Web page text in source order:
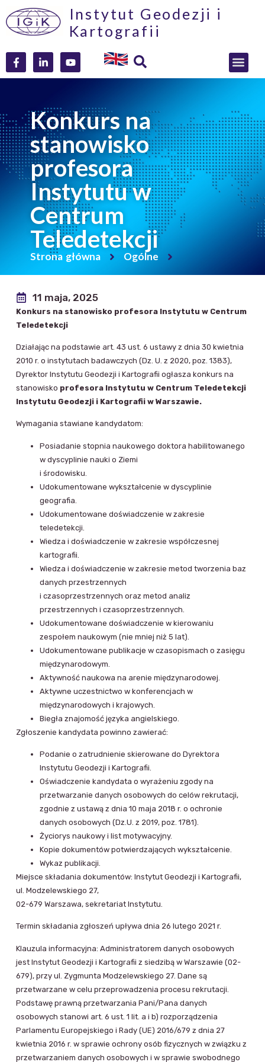
Instytut Geodezji i
Kartografii
Konkurs na
stanowisko
profesora
Instytutu w
Centrum
Teledetekcji
Strona główna Ogólne
11 maja, 2025
Konkurs na stanowisko profesora Instytutu w Centrum
Teledetekcji
Działając na podstawie art. 43 ust. 6 ustawy z dnia 30 kwietnia
2010 r. o instytutach badawczych (Dz. U. z 2020, poz. 1383),
Dyrektor Instytutu Geodezji i Kartografii ogłasza konkurs na
stanowisko profesora Instytutu w Centrum Teledetekcji
Instytutu Geodezji i Kartografii w Warszawie.
Wymagania stawiane kandydatom:
Posiadanie stopnia naukowego doktora habilitowanego
w dyscyplinie nauki o Ziemi
i środowisku.
Udokumentowane wykształcenie w dyscyplinie
geografia.
Udokumentowane doświadczenie w zakresie
teledetekcji.
Wiedza i doświadczenie w zakresie współczesnej
kartografii.
Wiedza i doświadczenie w zakresie metod tworzenia baz
danych przestrzennych
i czasoprzestrzennych oraz metod analiz
przestrzennych i czasoprzestrzennych.
Udokumentowane doświadczenie w kierowaniu
zespołem naukowym (nie mniej niż 5 lat).
Udokumentowane publikacje w czasopismach o zasięgu
międzynarodowym.
Aktywność naukowa na arenie międzynarodowej.
Aktywne uczestnictwo w konferencjach w
międzynarodowych i krajowych.
Biegła znajomość języka angielskiego.
Zgłoszenie kandydata powinno zawierać:
Podanie o zatrudnienie skierowane do Dyrektora
Instytutu Geodezji i Kartografii.
Oświadczenie kandydata o wyrażeniu zgody na
przetwarzanie danych osobowych do celów rekrutacji,
zgodnie z ustawą z dnia 10 maja 2018 r. o ochronie
danych osobowych (Dz.U. z 2019, poz. 1781).
Życiorys naukowy i list motywacyjny.
Kopie dokumentów potwierdzających wykształcenie.
Wykaz publikacji.
Miejsce składania dokumentów: Instytut Geodezji i Kartografii,
ul. Modzelewskiego 27,
02-679 Warszawa, sekretariat Instytutu.
Termin składania zgłoszeń upływa dnia 26 lutego 2021 r.
Klauzula informacyjna: Administratorem danych osobowych
jest Instytut Geodezji i Kartografii z siedzibą w Warszawie (02-
679), przy ul. Zygmunta Modzelewskiego 27. Dane są
przetwarzane w celu przeprowadzenia procesu rekrutacji.
Podstawę prawną przetwarzania Pani/Pana danych
osobowych stanowi art. 6 ust. 1 lit. a i b) rozporządzenia
Parlamentu Europejskiego i Rady (UE) 2016/679 z dnia 27
kwietnia 2016 r. w sprawie ochrony osób fizycznych w związku z
przetwarzaniem danych osobowych i w sprawie swobodnego